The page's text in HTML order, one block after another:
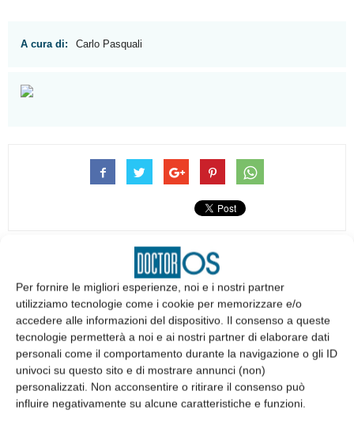
Per fornire le migliori esperienze, noi e i nostri partner
utilizziamo tecnologie come i cookie per memorizzare e/o
accedere alle informazioni del dispositivo. Il consenso a queste
tecnologie permetterà a noi e ai nostri partner di elaborare dati
personali come il comportamento durante la navigazione o gli ID
univoci su questo sito e di mostrare annunci (non)
personalizzati. Non acconsentire o ritirare il consenso può
influire negativamente su alcune caratteristiche e funzioni.
A cura di: Carlo Pasquali
Scuola di Anestesia, Sedazione,
Implantologia in Odontoiatria
(SASI-Onlus)
La Scuola Medica Salernitana
premia il professor Giorgio
Gastaldi
ARTICOLI CORRELATI
ALTRI ARTICOLI DALLO STESSO AUTORE